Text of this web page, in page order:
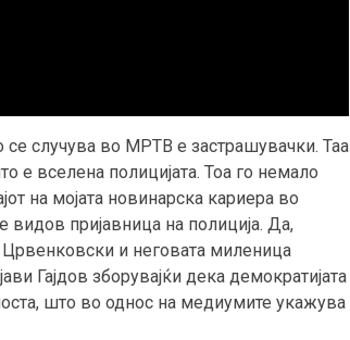
случува во МРТВ е застрашувачки. Таа
е вселена полицијата. Тоа го немало
на мојата новинарска кариера во
пријавница на полиција. Да,
и неговата миленица
Гајдов зборувајќи дека демократијата
што во однос на медиумите укажува